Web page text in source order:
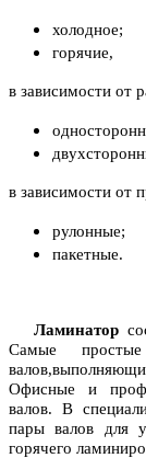
холодное;
горячие,
в зависимости от
в зависимости от
рулонные;
пакетные.
Ламинатор
Самые
Офисные и
валов. В
пары валов для
горячего